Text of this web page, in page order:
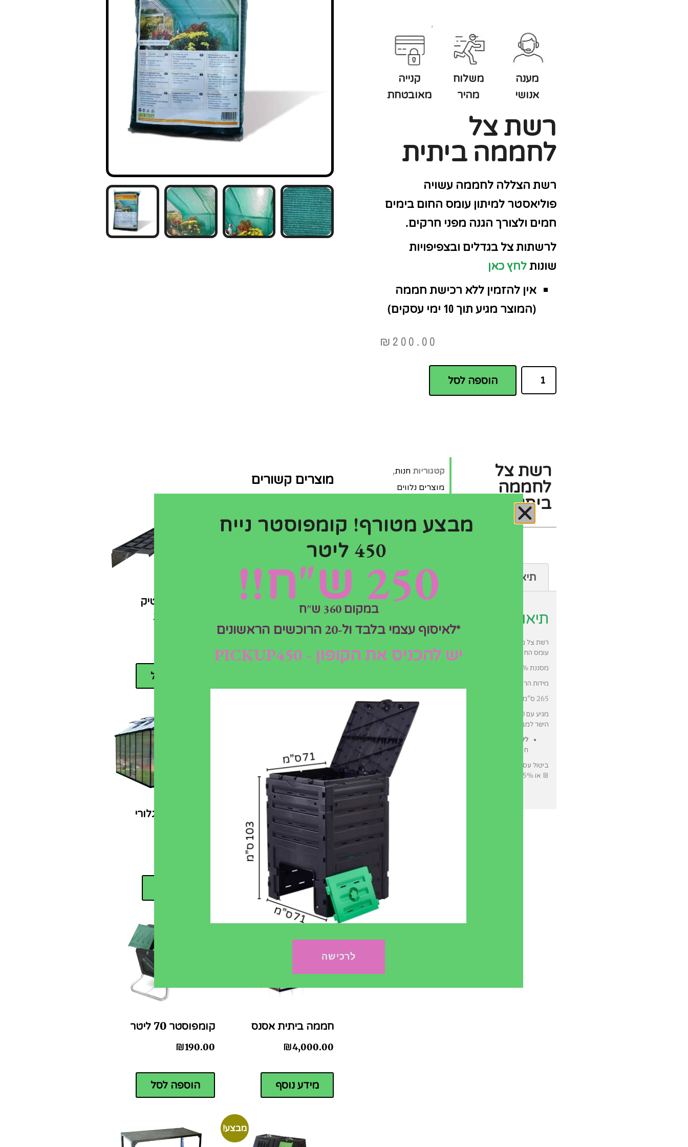
מענה
אנושי
משלוח
מהיר
קנייה
מאובטחת
רשת צל
לחממה ביתית
רשת הצללה לחממה עשויה
פוליאסטר למיתון עומס החום בימים
חמים ולצורך הגנה מפני חרקים.
לרשתות צל בגדלים ובצפיפויות
שונותלחץ כאן
אין להזמין ללא רכישת חממה
(המוצר מגיע תוך 10 ימי עסקים)
₪ 200.00
הוספה לסל
רשת צל
לחממה
ביתית
קטגוריות חנות,
מוצרים נלווים
תיאור
תיאור
רשת צל מותאמת לחממה ביתית עשויה פוליאסטר למיתון
עומס החום בימים חמים ולצורך הגנה מפני חרקים.
מסננת 70% אור
מידות הרשת:
265 ס"מ על 230 ס"מ
מגיע עם 10 מתלים יעודיים שמאפשרים לחבר את הרשת
הישר למבנה החממה
ללא עלות הובלה נוספת
– במידה ואתם רוכשים
חממה ביתית (במעמד הרכישה)
ביטול עסקת רכישה יזכה את טבעלו דמי ביטול בסך 100
₪ או 5% מערך המוצר, לפי הנמוך מביניהם עפ"י דין.
מוצרים קשורים
חממה ביתית מיני
מידע נוסף
זוג מדפי פלסטיק
לחממה ביתית
הוספה לסל
פותח חלון אוטומטי
₪ 200.00
מידע נוסף
חממה ביתית גלורי
חממה ביתית אסנס
₪4,000.00
מידע נוסף
קומפוסטר 70 ליטר
₪190.00
הוספה לסל
מבצע!
מבצע מטורף! קומפוסטר נייח
450 ליטר
250 ש"ח!!במקום 360 ש"ח
*לאיסוף עצמי בלבד ול-20 הרוכשים הראשונים
יש להכניס את הקופון - PICKUP450
לרכישה